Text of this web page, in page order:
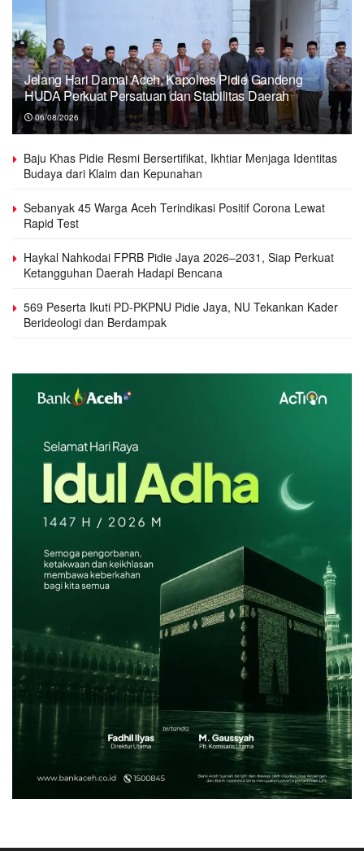
Jelang Hari Damai Aceh, Kapolres Pidie Gandeng
HUDA Perkuat Persatuan dan Stabilitas Daerah
06/08/2026
Baju Khas Pidie Resmi Bersertifikat, Ikhtiar Menjaga Identitas
Budaya dari Klaim dan Kepunahan
Sebanyak 45 Warga Aceh Terindikasi Positif Corona Lewat
Rapid Test
Haykal Nahkodai FPRB Pidie Jaya 2026–2031, Siap Perkuat
Ketangguhan Daerah Hadapi Bencana
569 Peserta Ikuti PD-PKPNU Pidie Jaya, NU Tekankan Kader
Berideologi dan Berdampak